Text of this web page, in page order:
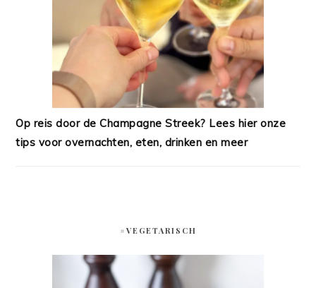
Op reis door de Champagne Streek? Lees hier onze
tips voor overnachten, eten, drinken en meer
#VEGETARISCH